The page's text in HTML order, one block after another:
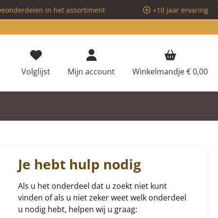
in het assortiment +10 jaar ervaring
VolglijstJe hebt 0 items op je verlanglijstje
Mijn account Winkelmandje€ 0,00
Je hebt hulp nodig
Als u het onderdeel dat u zoekt niet kunt
vinden of als u niet zeker weet welk onderdeel
u nodig hebt, helpen wij u graag: